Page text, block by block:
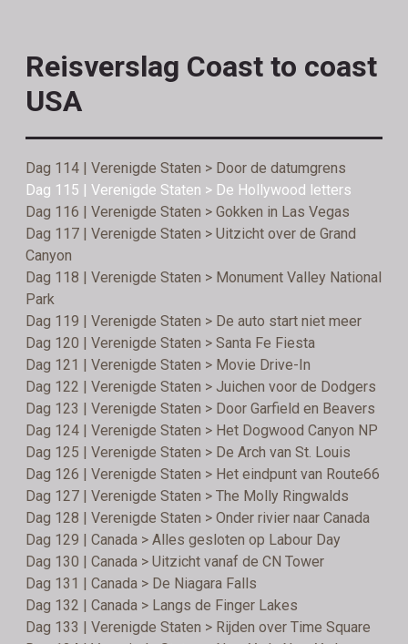
Reisverslag Coast to coast
USA
Dag 114 | Verenigde Staten > Door de datumgrens
Dag 115 | Verenigde Staten > De Hollywood letters
Dag 116 | Verenigde Staten > Gokken in Las Vegas
Dag 117 | Verenigde Staten > Uitzicht over de Grand
Canyon
Dag 118 | Verenigde Staten > Monument Valley National
Park
Dag 119 | Verenigde Staten > De auto start niet meer
Dag 120 | Verenigde Staten > Santa Fe Fiesta
Dag 121 | Verenigde Staten > Movie Drive-In
Dag 122 | Verenigde Staten > Juichen voor de Dodgers
Dag 123 | Verenigde Staten > Door Garfield en Beavers
Dag 124 | Verenigde Staten > Het Dogwood Canyon NP
Dag 125 | Verenigde Staten > De Arch van St. Louis
Dag 126 | Verenigde Staten > Het eindpunt van Route66
Dag 127 | Verenigde Staten > The Molly Ringwalds
Dag 128 | Verenigde Staten > Onder rivier naar Canada
Dag 129 | Canada > Alles gesloten op Labour Day
Dag 130 | Canada > Uitzicht vanaf de CN Tower
Dag 131 | Canada > De Niagara Falls
Dag 132 | Canada > Langs de Finger Lakes
Dag 133 | Verenigde Staten > Rijden over Time Square